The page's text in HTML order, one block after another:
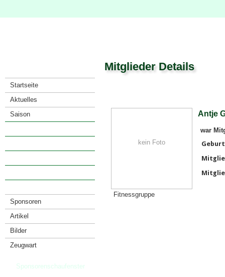
Mitglieder Details
Startseite
Aktuelles
Saison
Sponsoren
Artikel
Bilder
Zeugwart
Sponsorenschaufenster
kein Foto
Antje
war
Fitnessgruppe